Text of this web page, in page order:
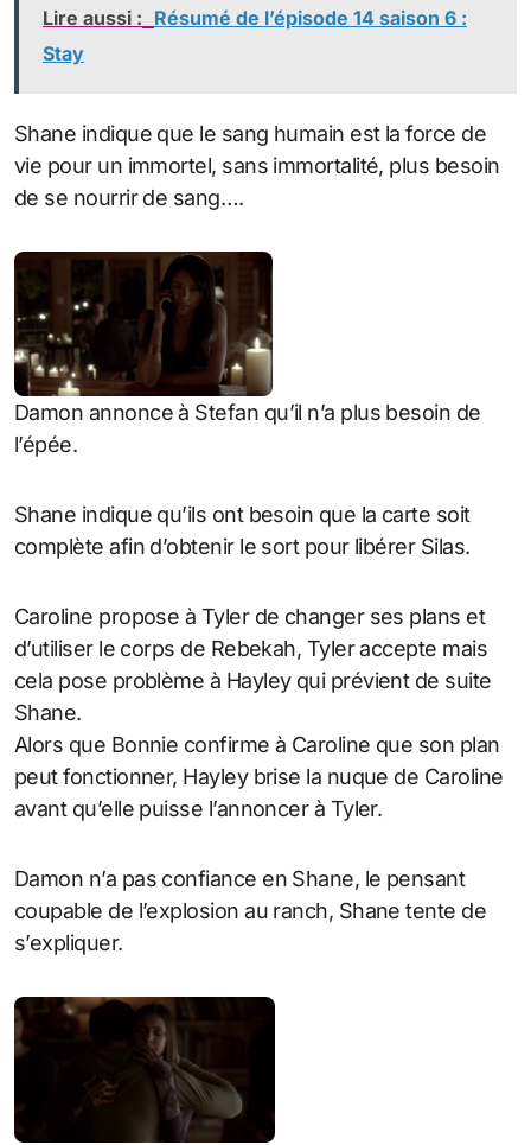
Lire aussi : Résumé de l’épisode 14 saison 6 :
Stay
Shane indique que le sang humain est la force de
vie pour un immortel, sans immortalité, plus besoin
de se nourrir de sang….
Damon annonce à Stefan qu’il n’a plus besoin de
l’épée.
Shane indique qu’ils ont besoin que la carte soit
complète afin d’obtenir le sort pour libérer Silas.
Caroline propose à Tyler de changer ses plans et
d’utiliser le corps de Rebekah, Tyler accepte mais
cela pose problème à Hayley qui prévient de suite
Shane.
Alors que Bonnie confirme à Caroline que son plan
peut fonctionner, Hayley brise la nuque de Caroline
avant qu’elle puisse l’annoncer à Tyler.
Damon n’a pas confiance en Shane, le pensant
coupable de l’explosion au ranch, Shane tente de
s’expliquer.